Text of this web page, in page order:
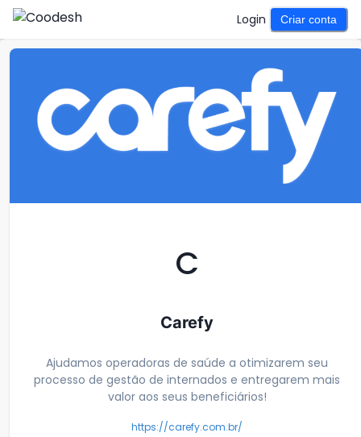
Login Criar conta
C
Carefy
Ajudamos operadoras de saúde a otimizarem seu
processo de gestão de internados e entregarem mais
valor aos seus beneficiários!
https://carefy.com.br/